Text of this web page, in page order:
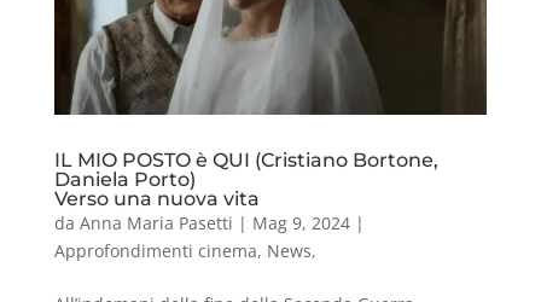
IL MIO POSTO è QUI (Cristiano Bortone,
Daniela Porto)
Verso una nuova vita
da Anna Maria Pasetti | Mag 9, 2024|
Approfondimenti cinema, News,